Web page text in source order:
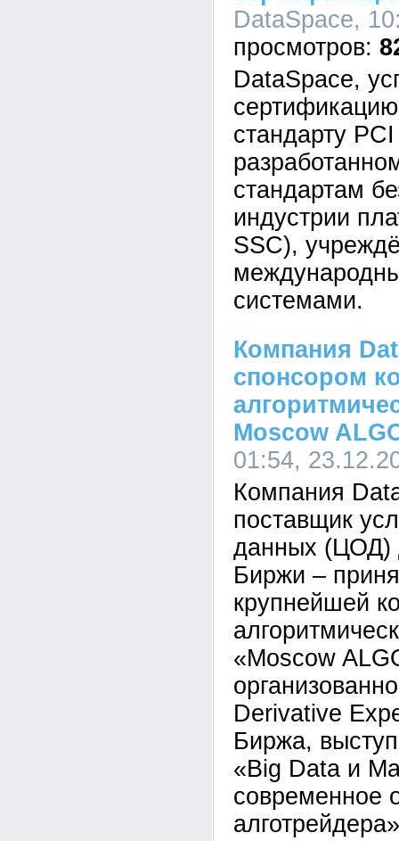
DataSpace,
DataSpace,
сертификацию
стандарту
стандартам
индустрии
SSC),
системами.
Компания
спонсором
Moscow
01:54,
Компания
поставщик
данных (ЦОД)
Биржи –
крупнейшей
«Moscow
Derivative
Биржа,
«Big Data и
современное